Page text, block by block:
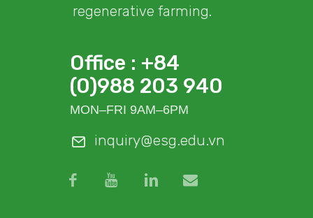
regenerative farming.
Office : +84
(0)988 203 940
MON–FRI 9AM–6PM
inquiry@esg.edu.vn